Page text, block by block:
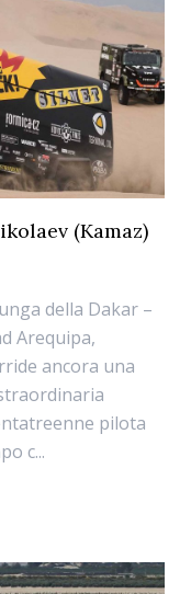
(Kamaz)
della Dakar –
Arequipa,
ancora una
pilota
c...